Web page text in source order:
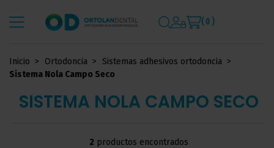
( 0 )
Inicio Ortodoncia
Sistemas adhesivos ortodoncia
Sistema Nola Campo Seco
SISTEMA NOLA CAMPO SECO
2 productos encontrados